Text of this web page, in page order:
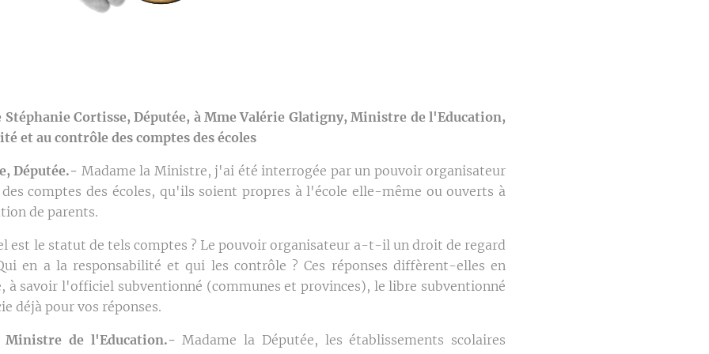
Cortisse, Députée, à Mme Valérie Glatigny, Ministre de l'Education,
et au contrôle des comptes des écoles
Députée.- Madame la Ministre, j'ai été interrogée par un pouvoir organisateur
comptes des écoles, qu'ils soient propres à l'école elle-même ou ouverts à
de parents.
est le statut de tels comptes ? Le pouvoir organisateur a-t-il un droit de regard
en a la responsabilité et qui les contrôle ? Ces réponses diffèrent-elles en
à savoir l'officiel subventionné (communes et provinces), le libre subventionné
déjà pour vos réponses.
Ministre de l'Education.- Madame la Députée, les établissements scolaires